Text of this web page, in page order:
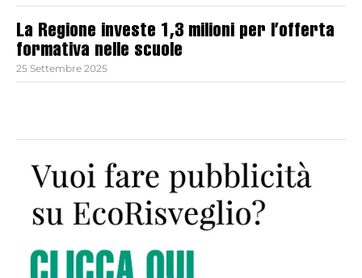
La Regione investe 1,3 milioni per l’offerta
formativa nelle scuole
25 Settembre 2025